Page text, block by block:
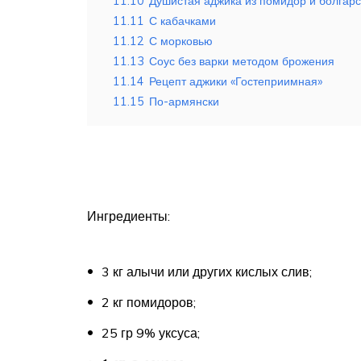
11.11 С кабачками
11.12 С морковью
11.13 Соус без варки методом брожения
11.14 Рецепт аджики «Гостеприимная»
11.15 По-армянски
Ингредиенты:
3 кг алычи или других кислых слив;
2 кг помидоров;
25 гр 9% уксуса;